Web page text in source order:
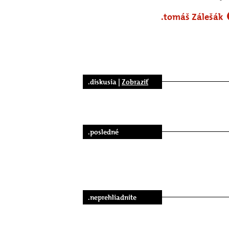
.tomáš Zálešák
.diskusia | Zobraziť
.posledné
.neprehliadnite